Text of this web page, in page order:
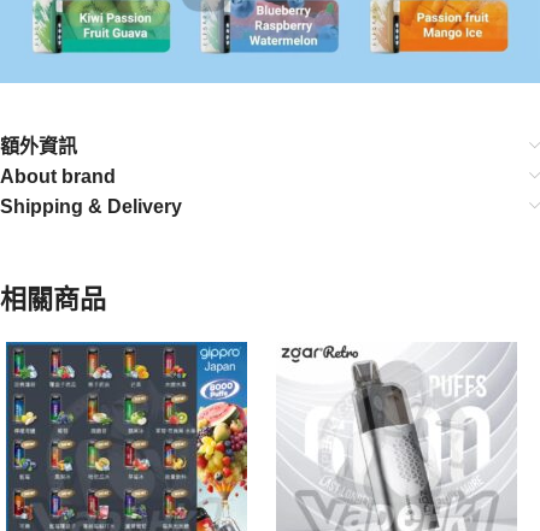
額外資訊
About brand
Shipping & Delivery
相關商品